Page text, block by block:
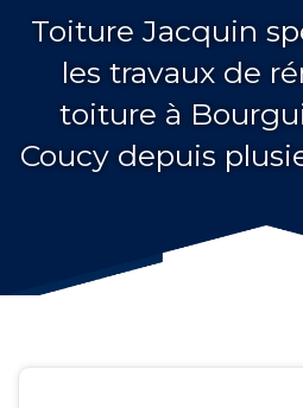
Toiture Jacquin
les travaux de
toiture à
Coucy depuis